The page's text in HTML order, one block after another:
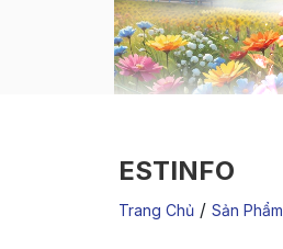
ESTINFO
Trang Chủ / Sản Phẩm